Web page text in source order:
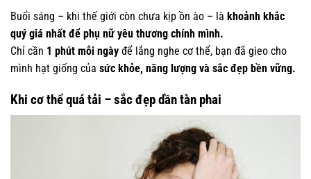
Buổi sáng – khi thế giới còn chưa kịp ồn ào – là khoảnh khắc
quý giá nhất để phụ nữ yêu thương chính mình.
Chỉ cần 1 phút mỗi ngày để lắng nghe cơ thể, bạn đã gieo cho
mình hạt giống của sức khỏe, năng lượng và sắc đẹp bền vững.
Khi cơ thể quá tải – sắc đẹp dần tàn phai